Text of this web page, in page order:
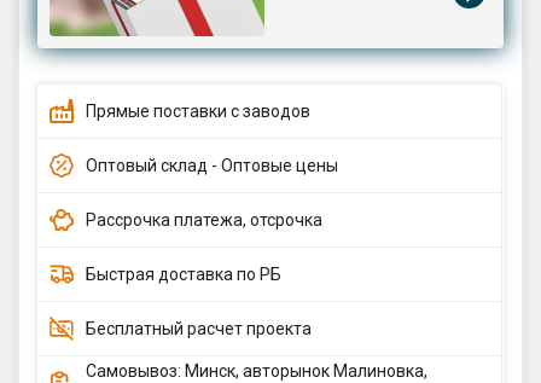
Прямые поставки с заводов
Оптовый склад - Оптовые цены
Рассрочка платежа, отсрочка
Быстрая доставка по РБ
Бесплатный расчет проекта
Самовывоз: Минск, авторынок Малиновка,